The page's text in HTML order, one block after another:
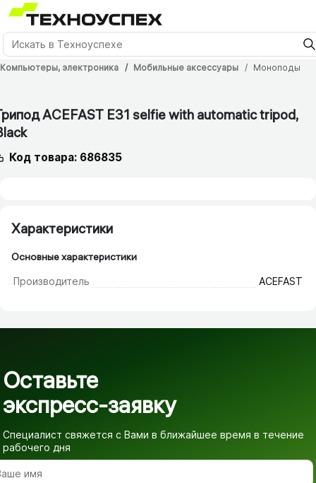
Компьютеры, электроника Мобильные аксессуары Моноподы
ACEFAST E31 selfie with automatic tripod,
Код товара: 686835
Характеристики
Основные характеристики
Производитель ACEFAST
Оставьте
экспресс-заявку
Специалист свяжется с Вами в ближайшее время в течение
рабочего дня